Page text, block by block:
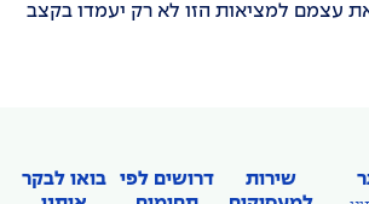
את עצמם למציאות הזו לא רק יעמדו בקצב
בואו לבקר
דרושים לפי
שירות